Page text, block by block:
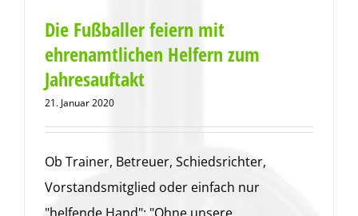
Die Fußballer feiern mit
ehrenamtlichen Helfern zum
Jahresauftakt
21. Januar 2020
Ob Trainer, Betreuer, Schiedsrichter,
Vorstandsmitglied oder einfach nur